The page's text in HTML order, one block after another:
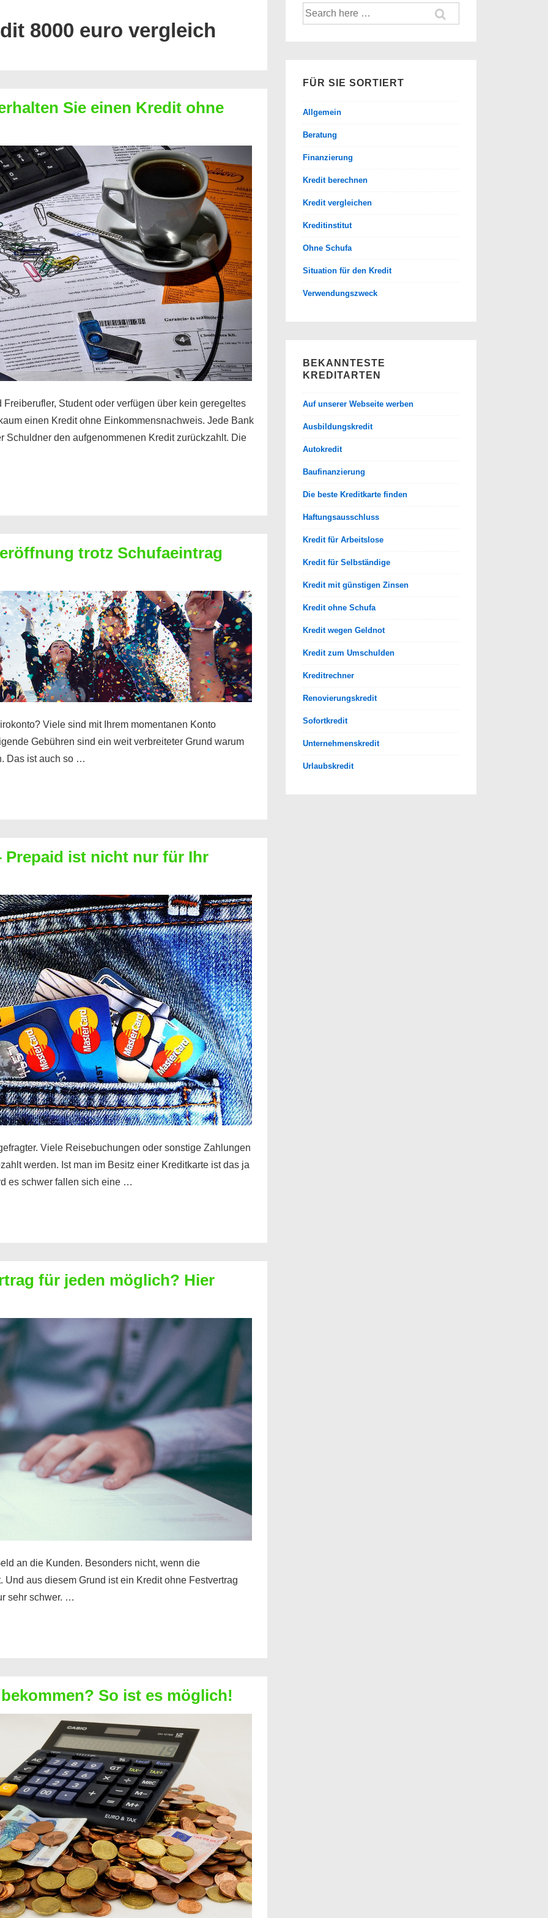
8000 euro vergleich
Sie einen Kredit ohne
Student oder verfügen über kein geregeltes
einen Kredit ohne Einkommensnachweis. Jede Bank
Schuldner den aufgenommenen Kredit zurückzahlt. Die
trotz Schufaeintrag
Viele sind mit Ihrem momentanen Konto
Gebühren sind ein weit verbreiteter Grund warum
Das ist auch so …
Prepaid ist nicht nur für Ihr
Viele Reisebuchungen oder sonstige Zahlungen
werden. Ist man im Besitz einer Kreditkarte ist das ja
es schwer fallen sich eine …
für jeden möglich? Hier
an die Kunden. Besonders nicht, wenn die
aus diesem Grund ist ein Kredit ohne Festvertrag
sehr schwer. …
So ist es möglich!
Suche
nach:
FÜR SIE SORTIERT
Allgemein
Beratung
Finanzierung
Kredit berechnen
Kredit vergleichen
Kreditinstitut
Ohne Schufa
Situation für den Kredit
Verwendungszweck
BEKANNTESTE
KREDITARTEN
Auf unserer Webseite werben
Ausbildungskredit
Autokredit
Baufinanzierung
Die beste Kreditkarte finden
Haftungsausschluss
Kredit für Arbeitslose
Kredit für Selbständige
Kredit mit günstigen Zinsen
Kredit ohne Schufa
Kredit wegen Geldnot
Kredit zum Umschulden
Kreditrechner
Renovierungskredit
Sofortkredit
Unternehmenskredit
Urlaubskredit